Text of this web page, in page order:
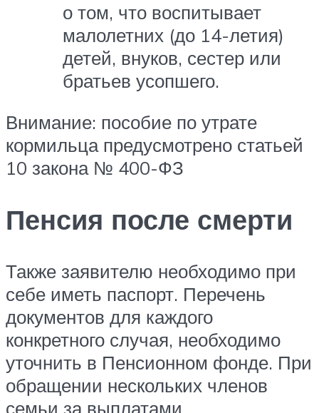
о том, что воспитывает
малолетних (до 14-летия)
детей, внуков, сестер или
братьев усопшего.
Внимание: пособие по утрате
кормильца предусмотрено статьей
10 закона № 400-ФЗ
Пенсия после смерти
Также заявителю необходимо при
себе иметь паспорт. Перечень
документов для каждого
конкретного случая, необходимо
уточнить в Пенсионном фонде. При
обращении нескольких членов
семьи за выплатами,